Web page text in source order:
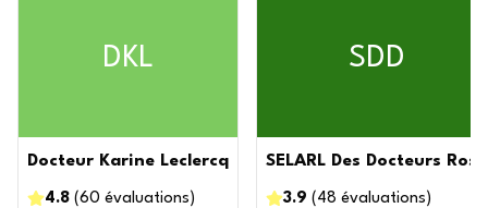
DKL
Docteur Karine Leclercq
4.8 (60 évaluations )
SDD
SELARL Des Docteurs Rose
3.9 ( 48 évaluations )